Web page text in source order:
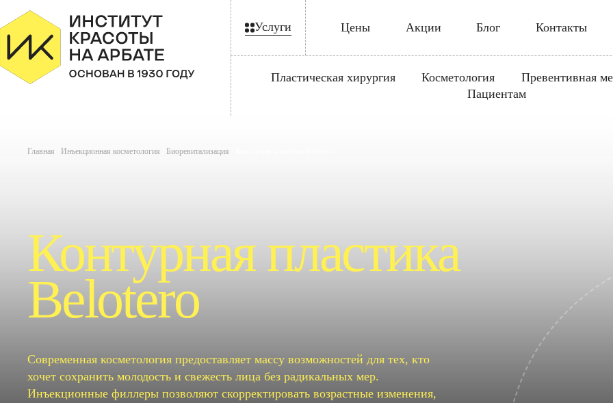
Услуги Цены Акции Блог Контакты
Пластическая хирургия Косметология Превентивная
Пациентам
Главная Инъекционная косметология Биоревитализация
Контурная пластика
Belotero
Современная косметология предоставляет массу возможностей для тех, кто
хочет сохранить молодость и свежесть лица без радикальных мер.
Инъекционные филлеры позволяют скорректировать возрастные изменения,